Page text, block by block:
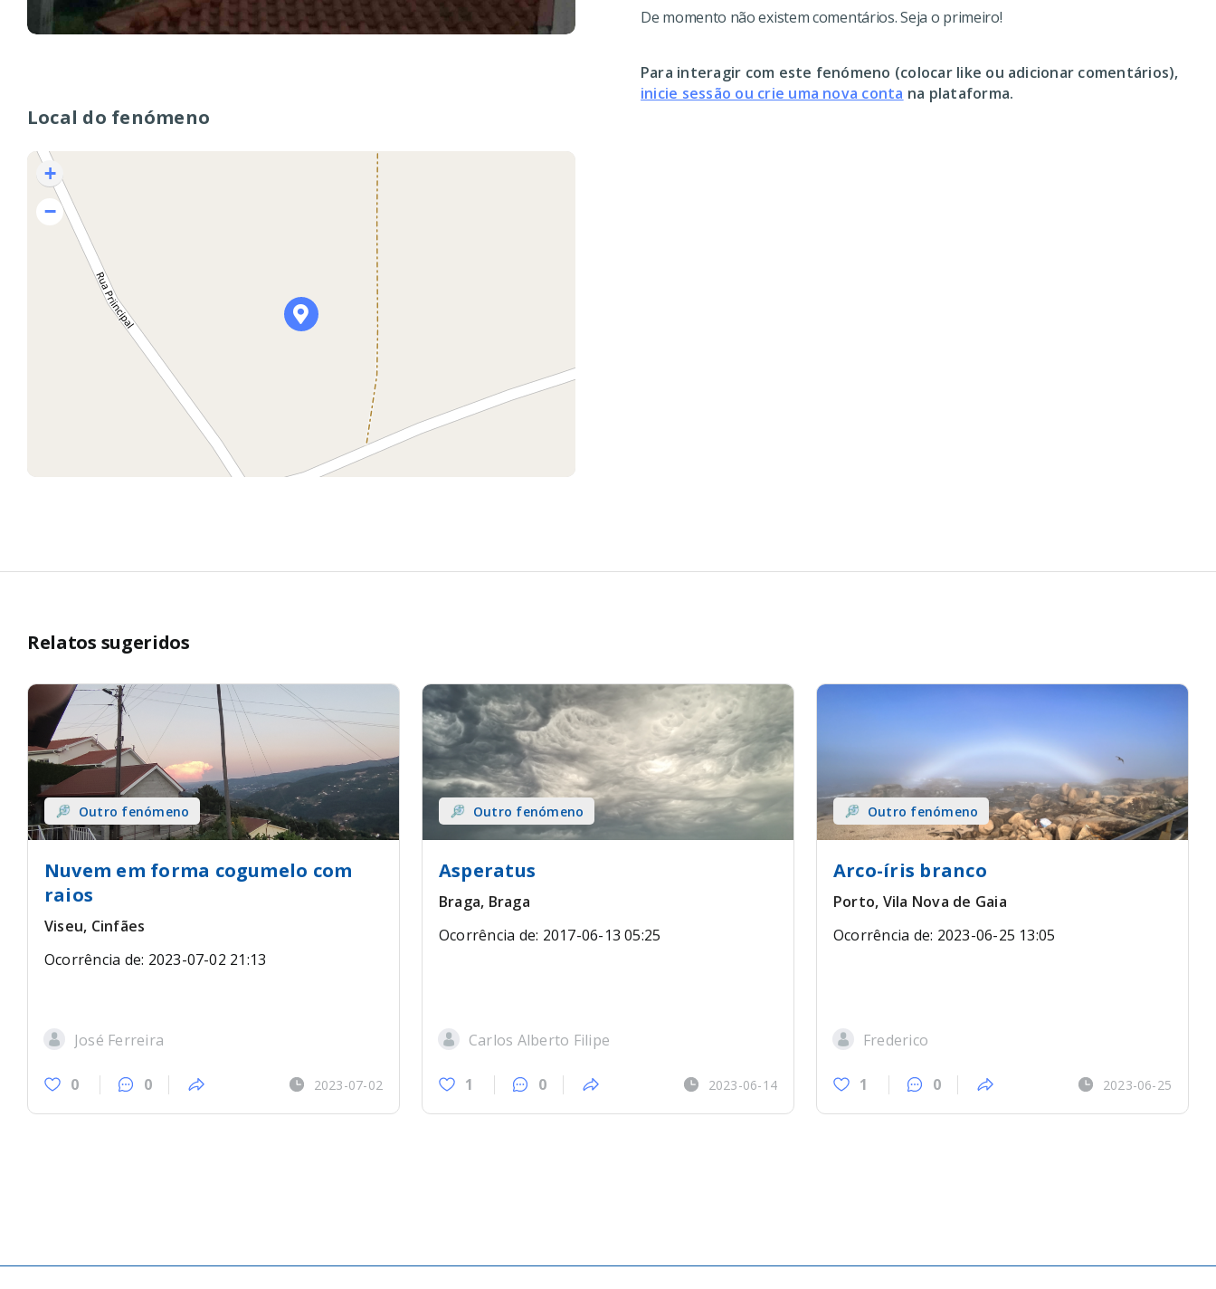
Local do fenómeno
+
−
De momento não existem comentários. Seja o primeiro!
Para interagir com este fenómeno (colocar like ou adicionar comentários),
inicie sessão ou crie uma nova conta na plataforma.
Relatos sugeridos
Outro fenómeno
Nuvem em forma cogumelo com
raios
Viseu, Cinfães
Ocorrência de: 2023-07-02 21:13
José Ferreira
0 0 2023-07-02
Outro fenómeno
Asperatus
Braga, Braga
Ocorrência de: 2017-06-13 05:25
Carlos Alberto Filipe
1 0 2023-06-14
Outro fenómeno
Arco-íris branco
Porto, Vila Nova de Gaia
Ocorrência de: 2023-06-25 13:05
Frederico
1 0 2023-06-25